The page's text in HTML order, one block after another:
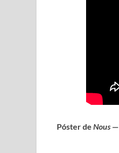
Póster de Nous —